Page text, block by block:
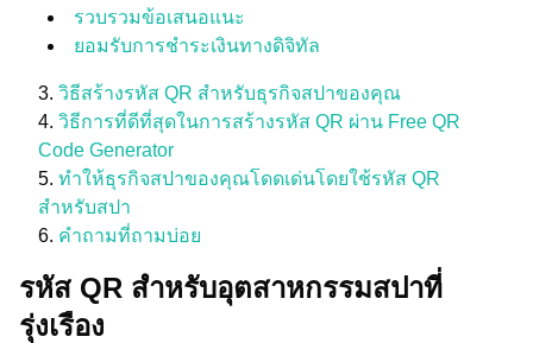
รวบรวมข้อเสนอแนะ
ยอมรับการชำระเงินทางดิจิทัล
วิธีสร้างรหัส QR สำหรับธุรกิจสปาของคุณ
วิธีการที่ดีที่สุดในการสร้างรหัส QR ผ่าน Free QR
Code Generator
ทำให้ธุรกิจสปาของคุณโดดเด่นโดยใช้รหัส QR
สำหรับสปา
คำถามที่ถามบ่อย
รหัส QR สำหรับอุตสาหกรรมสปาที่
รุ่งเรือง